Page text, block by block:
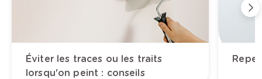
Éviter les traces ou les traits
lorsqu'on peint : conseils